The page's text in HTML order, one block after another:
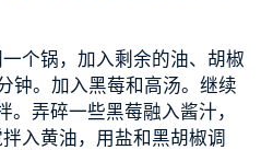
个锅，加入剩余的油、胡椒
钟。加入黑莓和高汤。继续
。弄碎一些黑莓融入酱汁，
入黄油，用盐和黑胡椒调